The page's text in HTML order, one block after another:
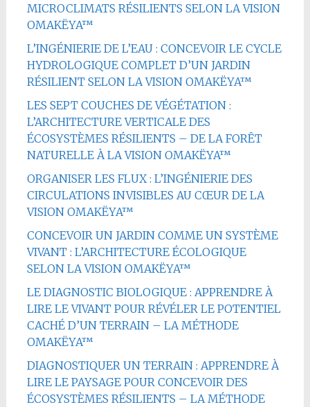
MICROCLIMATS RÉSILIENTS SELON LA VISION
OMAKËYA™
L’INGÉNIERIE DE L’EAU : CONCEVOIR LE CYCLE
HYDROLOGIQUE COMPLET D’UN JARDIN
RÉSILIENT SELON LA VISION OMAKËYA™
LES SEPT COUCHES DE VÉGÉTATION :
L’ARCHITECTURE VERTICALE DES
ÉCOSYSTÈMES RÉSILIENTS – DE LA FORÊT
NATURELLE À LA VISION OMAKËYA™
ORGANISER LES FLUX : L’INGÉNIERIE DES
CIRCULATIONS INVISIBLES AU CŒUR DE LA
VISION OMAKËYA™
CONCEVOIR UN JARDIN COMME UN SYSTÈME
VIVANT : L’ARCHITECTURE ÉCOLOGIQUE
SELON LA VISION OMAKËYA™
LE DIAGNOSTIC BIOLOGIQUE : APPRENDRE À
LIRE LE VIVANT POUR RÉVÉLER LE POTENTIEL
CACHÉ D’UN TERRAIN – LA MÉTHODE
OMAKËYA™
DIAGNOSTIQUER UN TERRAIN : APPRENDRE À
LIRE LE PAYSAGE POUR CONCEVOIR DES
ÉCOSYSTÈMES RÉSILIENTS – LA MÉTHODE